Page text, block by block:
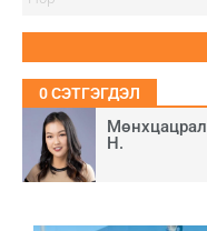
Мөнхцацрал
Н.
0СЭТГЭГДЭЛ